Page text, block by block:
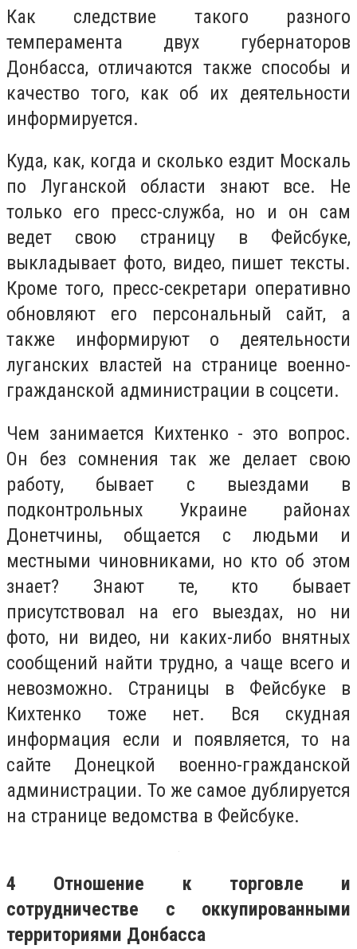
Как следствие такого разного
темперамента двух губернаторов
Донбасса, отличаются также способы и
качество того, как об их деятельности
информируется.
Куда, как, когда и сколько ездит Москаль
по Луганской области знают все. Не
только его пресс-служба, но и он сам
ведет свою страницу в Фейсбуке,
выкладывает фото, видео, пишет тексты.
Кроме того, пресс-секретари оперативно
обновляют его персональный сайт, а
также информируют о деятельности
луганских властей на странице военно-
гражданской администрации в соцсети.
Чем занимается Кихтенко - это вопрос.
Он без сомнения так же делает свою
работу, бывает с выездами в
подконтрольных Украине районах
Донетчины, общается с людьми и
местными чиновниками, но кто об этом
знает? Знают те, кто бывает
присутствовал на его выездах, но ни
фото, ни видео, ни каких-либо внятных
сообщений найти трудно, а чаще всего и
невозможно. Страницы в Фейсбуке в
Кихтенко тоже нет. Вся скудная
информация если и появляется, то на
сайте Донецкой военно-гражданской
администрации. То же самое дублируется
на странице ведомства в Фейсбуке.
4 Отношение к торговле и
сотрудничестве с оккупированными
территориями Донбасса